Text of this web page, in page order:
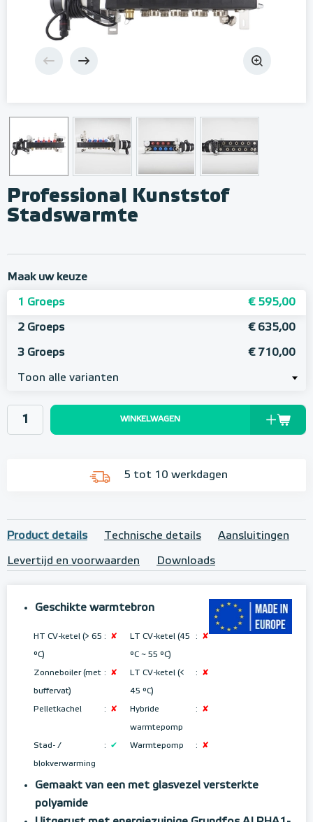
Professional Kunststof
Stadswarmte
Maak uw keuze
1 Groeps € 595,00
2 Groeps € 635,00
3 Groeps € 710,00
Toon alle varianten
WINKELWAGEN
5 tot 10 werkdagen
Product details Technische details Aansluitingen
Levertijd en voorwaarden Downloads
Geschikte warmtebron
HT CV-ketel (> 65
°C)
: ✘ LT CV-ketel (45
°C ~ 55 °C)
: ✘
Zonneboiler (met
buffervat)
: ✘ LT CV-ketel (<
45 °C)
: ✘
Pelletkachel : ✘ Hybride
warmtepomp
: ✘
Stad- /
blokverwarming
: ✔ Warmtepomp : ✘
Gemaakt van een met glasvezel versterkte
polyamide